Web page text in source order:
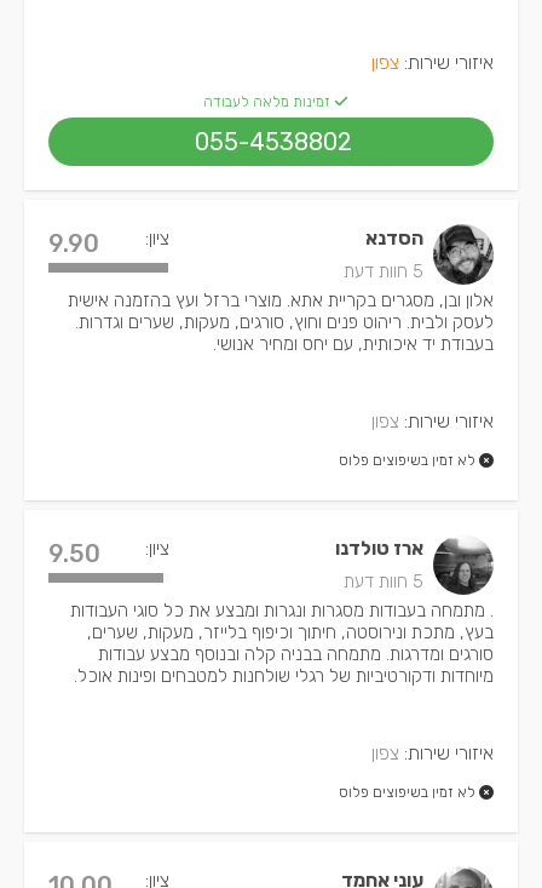
איזורי שירות: צפון
זמינות מלאה לעבודה
055-4538802
הסדנא
5 חוות דעת
ציון: 9.90
אלון ובן, מסגרים בקריית אתא. מוצרי ברזל ועץ בהזמנה אישית
לעסק ולבית. ריהוט פנים וחוץ, סורגים, מעקות, שערים וגדרות.
בעבודת יד איכותית, עם יחס ומחיר אנושי.
איזורי שירות: צפון
לא זמין בשיפוצים פלוס
ארז טולדנו
5 חוות דעת
ציון: 9.50
. מתמחה בעבודות מסגרות ונגרות ומבצע את כל סוגי העבודות
בעץ, מתכת ונירוסטה, חיתוך וכיפוף בלייזר, מעקות, שערים,
סורגים ומדרגות. מתמחה בבניה קלה ובנוסף מבצע עבודות
מיוחדות ודקורטיביות של רגלי שולחנות למטבחים ופינות אוכל.
איזורי שירות: צפון
לא זמין בשיפוצים פלוס
עוני אחמד ציון: